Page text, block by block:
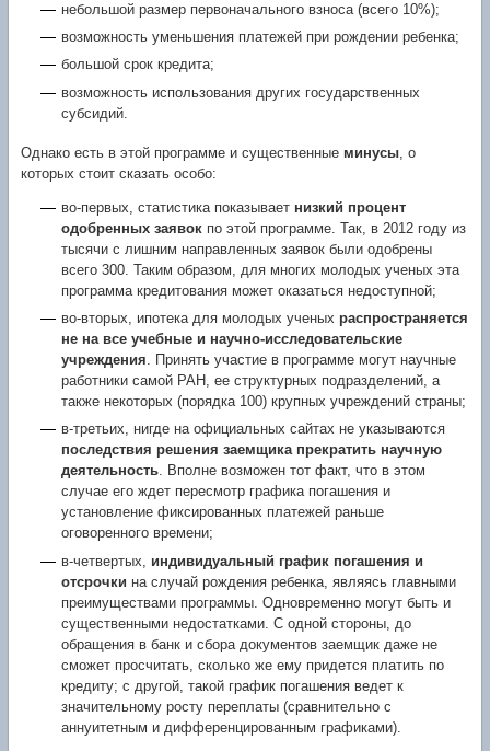
небольшой размер первоначального взноса (всего 10%);
возможность уменьшения платежей при рождении ребенка;
большой срок кредита;
возможность использования других государственных
субсидий.
Однако есть в этой программе и существенные минусы, о
которых стоит сказать особо:
во-первых, статистика показывает низкий процент
одобренных заявокпо этой программе. Так, в 2012 году из
тысячи с лишним направленных заявок были одобрены
всего 300. Таким образом, для многих молодых ученых эта
программа кредитования может оказаться недоступной;
во-вторых, ипотека для молодых ученых распространяется
не на все учебные и научно-исследовательские
учреждения. Принять участие в программе могут научные
работники самой РАН, ее структурных подразделений, а
также некоторых (порядка 100) крупных учреждений страны;
в-третьих, нигде на официальных сайтах не указываются
последствия решения заемщика прекратить научную
деятельность. Вполне возможен тот факт, что в этом
случае его ждет пересмотр графика погашения и
установление фиксированных платежей раньше
оговоренного времени;
в-четвертых, индивидуальный график погашения и
отсрочки на случай рождения ребенка, являясь главными
преимуществами программы. Одновременно могут быть и
существенными недостатками. С одной стороны, до
обращения в банк и сбора документов заемщик даже не
сможет просчитать, сколько же ему придется платить по
кредиту; с другой, такой график погашения ведет к
значительному росту переплаты (сравнительно с
аннуитетным и дифференцированным графиками).